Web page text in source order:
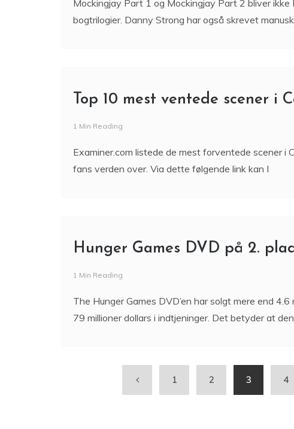
Mockingjay Part 1 og Mockingjay Part 2 bliver
bogtrilogier. Danny Strong har også skrevet
Top 10 mest ventede scener i
1 Min Reading
Examiner.com listede de mest forventede scener i
fans verden over. Via dette følgende link kan I
Hunger Games DVD på 2.
1 Min Reading
The Hunger Games DVD’en har solgt mere end
79 millioner dollars i indtjeninger. Det betyder at den
1 2 3 4